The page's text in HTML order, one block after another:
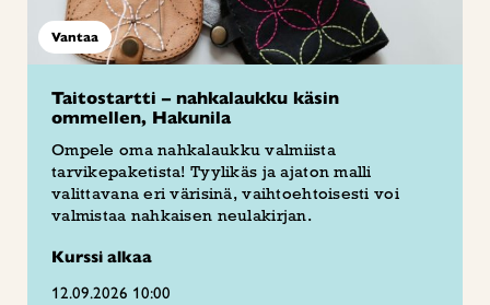
Vantaa
Taitostartti – nahkalaukku käsin
ommellen, Hakunila
Ompele oma nahkalaukku valmiista
tarvikepaketista! Tyylikäs ja ajaton malli
valittavana eri värisinä, vaihtoehtoisesti voi
valmistaa nahkaisen neulakirjan.
Kurssi alkaa
12.09.2026 10:00